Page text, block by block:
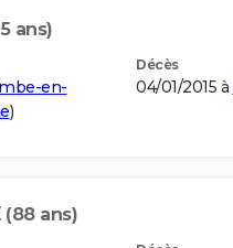
ans)
en-
)
Décès
04/01/2015 à
(88 ans)